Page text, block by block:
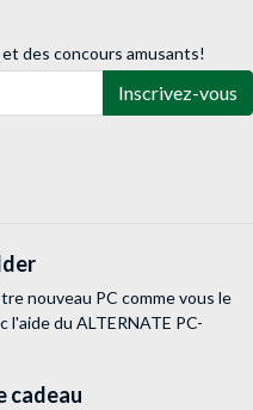
des concours amusants!
Inscrivez-vous
nouveau PC comme vous le
l'aide du ALTERNATE PC-
cadeau